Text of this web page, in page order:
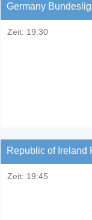
Germany
Zeit: 19:30
Republic of Ireland
Zeit: 19:45